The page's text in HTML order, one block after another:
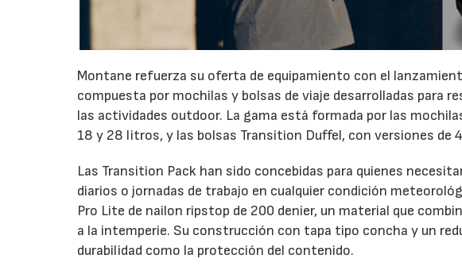
Montane refuerza su oferta de equipamiento con el
compuesta por mochilas y bolsas de viaje desarrolladas para
las actividades outdoor. La gama está formada por las
18 y 28 litros, y las bolsas Transition Duffel, con versiones de
Las Transition Pack han sido concebidas para quienes
diarios o jornadas de trabajo en cualquier condición
Pro Lite de nailon ripstop de 200 denier, un material que
a la intemperie. Su construcción con tapa tipo concha y un
durabilidad como la protección del contenido.